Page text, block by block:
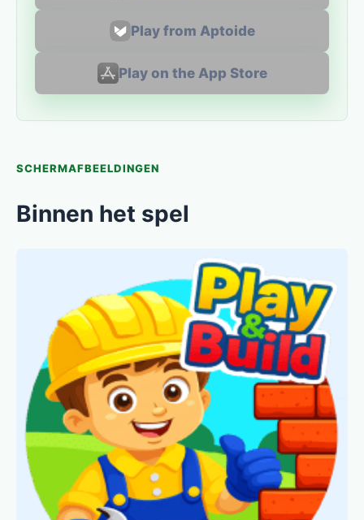
Play from Aptoide
Play on the App Store
SCHERMAFBEELDINGEN
Binnen het spel